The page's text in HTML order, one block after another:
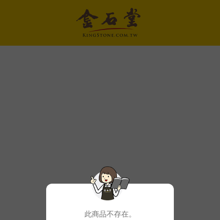
此商品不存在。